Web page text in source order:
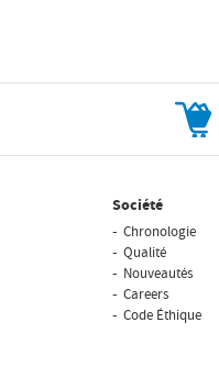
Société
Chronologie
Qualité
Nouveautés
Careers
Code Éthique